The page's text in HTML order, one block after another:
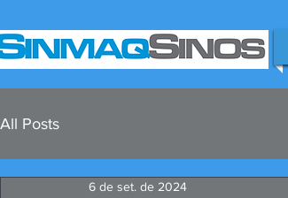
All Posts
6 de set. de 2024